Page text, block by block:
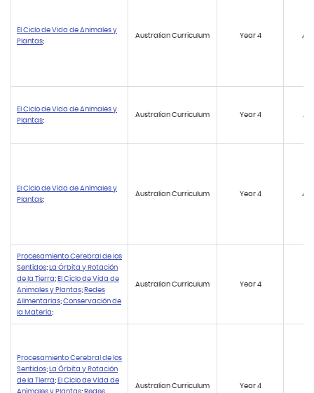
El Ciclo de Vida de Animales y
Plantas;
Australian Curriculum Year 4
El Ciclo de Vida de Animales y
Plantas;
Australian Curriculum Year 4
El Ciclo de Vida de Animales y
Plantas;
Australian Curriculum Year 4
Procesamiento Cerebral de los
Sentidos; La Órbita y Rotación
de la Tierra; El Ciclo de Vida de
Animales y Plantas; Redes
Alimentarias; Conservación de
la Materia;
Australian Curriculum Year 4
Procesamiento Cerebral de los
Sentidos; La Órbita y Rotación
de la Tierra; El Ciclo de Vida de
Animales y Plantas; Redes
Australian Curriculum Year 4